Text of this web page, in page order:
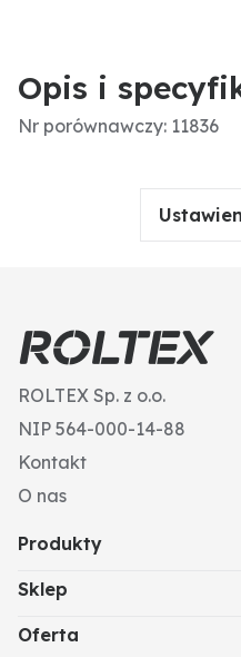
Opis i
Nr porównawczy: 11836
ROLTEX Sp. z o.o.
NIP 564-000-14-88
Kontakt
O nas
Produkty
Sklep
Oferta